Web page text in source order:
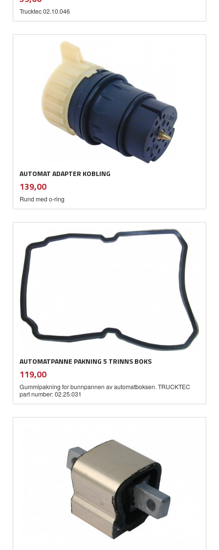
mva.
Trucktec 02.10.046
AUTOMAT ADAPTER KOBLING
Pris
139,00mva.
Rund med o-ring
AUTOMATPANNE PAKNING 5 TRINNS BOKS
Pris
119,00mva.
Gummipakning for bunnpannen av automatboksen. TRUCKTEC
part number: 02.25.031